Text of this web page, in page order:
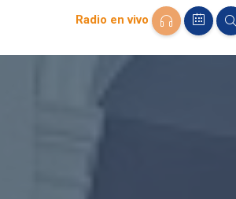
Radio en vivo